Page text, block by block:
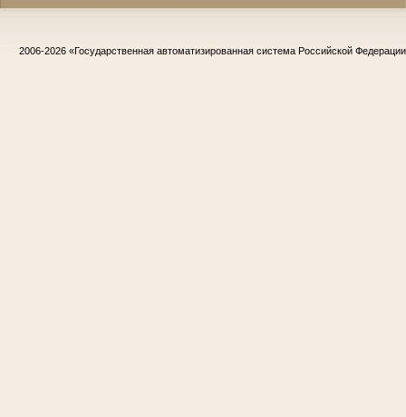
2006-2026 «Государственная автоматизированная система Российской